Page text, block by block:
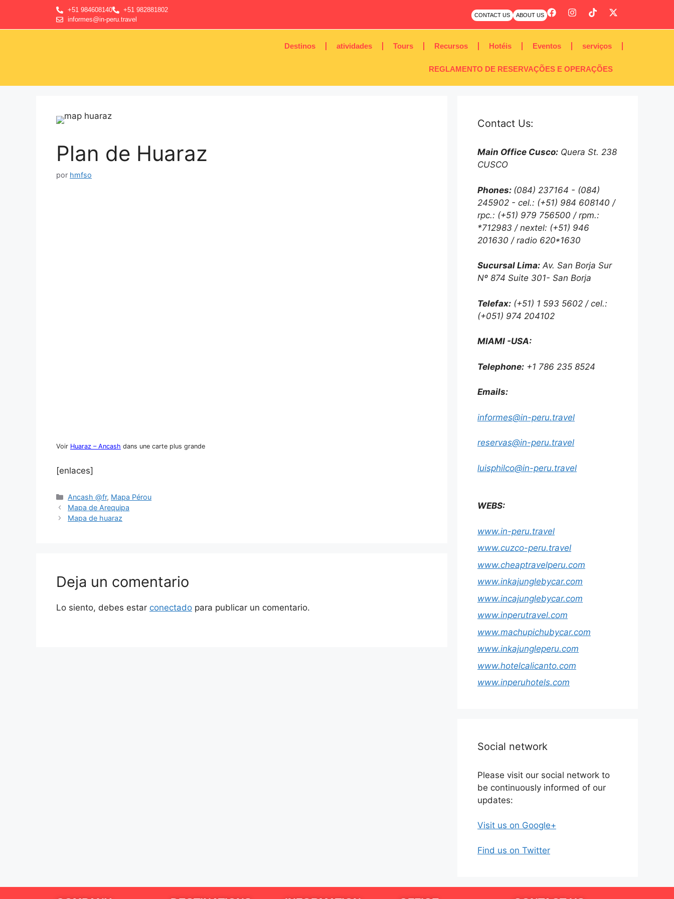
+51 984608140
+51 982881802
informes@in-peru.travel
ABOUT US
CONTACT US
Destinos atividades Tours Recursos Hotéis Eventos serviços
REGLAMENTO DE RESERVAÇÕES E OPERAÇÕES
Plan de Huaraz
por hmfso
Voir Huaraz – Ancash dans une carte plus grande
[enlaces]
Ancash @fr, Mapa Pérou
Mapa de Arequipa
Mapa de huaraz
Deja un comentario
Lo siento, debes estar conectado para publicar un comentario.
Contact Us:
Main Office Cusco: Quera St. 238
CUSCO
Phones: (084) 237164 - (084)
245902 - cel.: (+51) 984 608140 /
rpc.: (+51) 979 756500 / rpm.:
*712983 / nextel: (+51) 946
201630 / radio 620*1630
Sucursal Lima: Av. San Borja Sur
Nº 874 Suite 301- San Borja
Telefax: (+51) 1 593 5602 / cel.:
(+051) 974 204102
MIAMI -USA:
Telephone: +1 786 235 8524
Emails:
informes@in-peru.travel
reservas@in-peru.travel
luisphilco@in-peru.travel
WEBS:
www.in-peru.travel
www.cuzco-peru.travel
www.cheaptravelperu.com
www.inkajunglebycar.com
www.incajunglebycar.com
www.inperutravel.com
www.machupichubycar.com
www.inkajungleperu.com
www.hotelcalicanto.com
www.inperuhotels.com
Social network
Please visit our social network to
be continuously informed of our
updates:
Visit us on Google+
Find us on Twitter